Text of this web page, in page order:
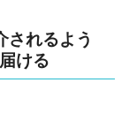
されるよう
ける